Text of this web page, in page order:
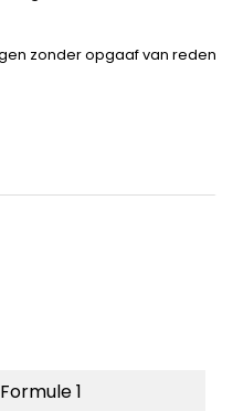
zonder opgaaf van reden
Formule 1